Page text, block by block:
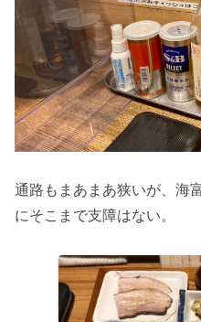
通路もまあまあ狭いが、海
にそこまで支障はない。